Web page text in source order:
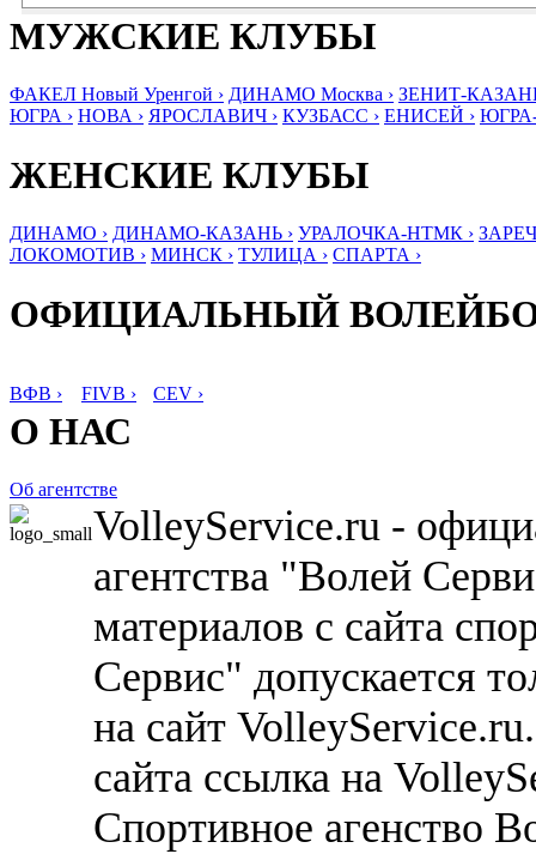
МУЖСКИЕ КЛУБЫ
ФАКЕЛ Новый Уренгой › ДИНАМО Москва › ЗЕНИТ-
ЮГРА › НОВА › ЯРОСЛАВИЧ › КУЗБАСС › ЕНИСЕЙ ›
ЖЕНСКИЕ КЛУБЫ
ДИНАМО › ДИНАМО-КАЗАНЬ › УРАЛОЧКА-НТМК ›
ЛОКОМОТИВ › МИНСК › ТУЛИЦА › СПАРТА ›
ОФИЦИАЛЬНЫЙ
ВФВ › FIVB › CEV ›
О НАС
Об агентстве
VolleyService.ru -
агентства "Волей
материалов с сайта
Сервис" допускается
на сайт
сайта ссылка на
Спортивное агенство